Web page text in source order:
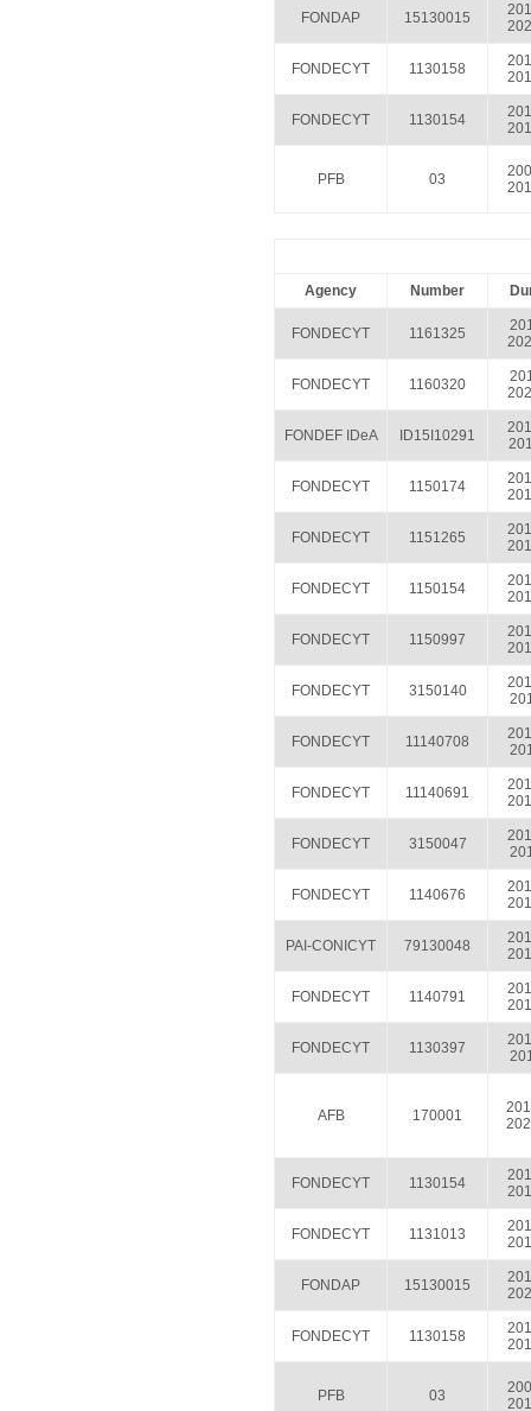
FONDAP 15130015
FONDECYT 1130158
FONDECYT 1130154
PFB 03
Agency Number
FONDECYT 1161325
FONDECYT 1160320
FONDEF IDeA ID15I10291
FONDECYT 1150174
FONDECYT 1151265
FONDECYT 1150154
FONDECYT 1150997
FONDECYT 3150140
FONDECYT 11140708
FONDECYT 11140691
FONDECYT 3150047
FONDECYT 1140676
PAI-CONICYT 79130048
FONDECYT 1140791
FONDECYT 1130397
AFB 170001
FONDECYT 1130154
FONDECYT 1131013
FONDAP 15130015
FONDECYT 1130158
PFB 03